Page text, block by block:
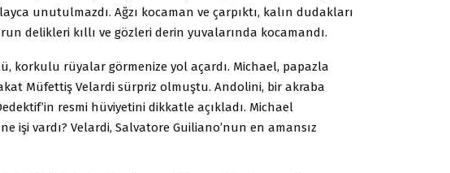
unutulmazdı. Ağzı kocaman ve çarpıktı, kalın dudakları
delikleri kıllı ve gözleri derin yuvalarında kocamandı.
korkulu rüyalar görmenize yol açardı. Michael, papazla
Müfettiş Velardi sürpriz olmuştu. Andolini, bir akraba
resmi hüviyetini dikkatle açıkladı. Michael
işi vardı? Velardi, Salvatore Guiliano’nun en amansız